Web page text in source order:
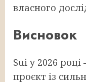
власного
Висновок
Sui у 2026
проєкт із